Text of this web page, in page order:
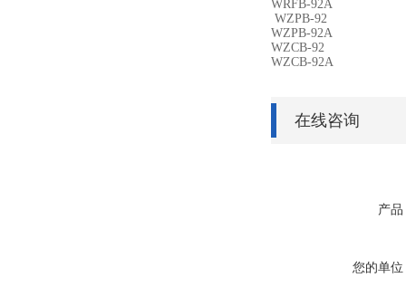
WRFB-92A
WZPB-92
WZPB-92A
WZCB-92
WZCB-92A
在线咨询
产品
您的单位